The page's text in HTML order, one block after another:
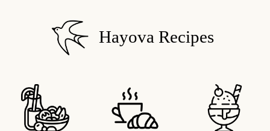
Hayova Recipes